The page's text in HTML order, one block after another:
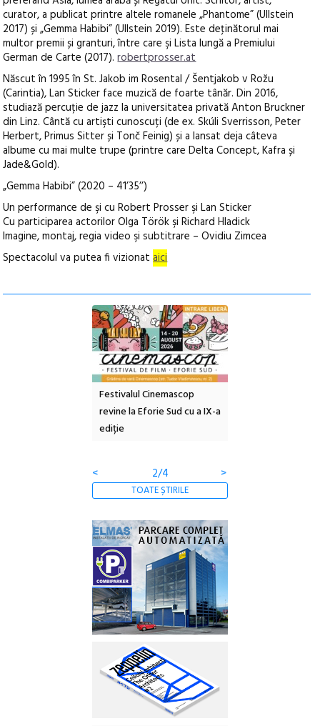
curator, a publicat printre altele romanele „Phantome” (Ullstein
2017) și „Gemma Habibi” (Ullstein 2019). Este deţinătorul mai
multor premii și granturi, între care şi Lista lungă a Premiului
German de Carte (2017).robertprosser.at
Născut în 1995 în St. Jakob im Rosental / Šentjakob v Rožu
(Carintia), Lan Sticker face muzică de foarte tânăr. Din 2016,
studiază percuție de jazz la universitatea privată Anton Bruckner
din Linz. Cântă cu artişti cunoscuți (de ex. Skúli Sverrisson, Peter
Herbert, Primus Sitter și Tonč Feinig) și a lansat deja câteva
albume cu mai multe trupe (printre care Delta Concept, Kafra și
Jade&Gold).
„Gemma Habibi” (2020 – 41’35’’)
Un performance de şi cu Robert Prosser şi Lan Sticker
Cu participarea actorilor Olga Török şi Richard Hladick
Imagine, montaj, regia video şi subtitrare – Ovidiu Zimcea
Spectacolul va putea fi vizionataici
Festivalul Cinemascop
revine la Eforie Sud cu a IX-a
ediție
<
2/4 >
TOATE ȘTIRILE